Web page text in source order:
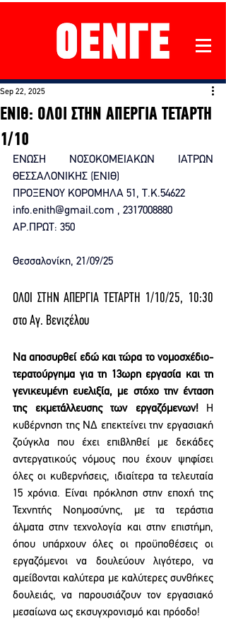
ΕΝΙΘ: ΟΛΟΙ ΣΤΗΝ ΑΠΕΡΓΙΑ ΤΕΤΑΡΤΗ
1/10
Sep 22, 2025
ΕΝΩΣΗ ΝΟΣΟΚΟΜΕΙΑΚΩΝ ΙΑΤΡΩΝ
ΘΕΣΣΑΛΟΝΙΚΗΣ (ΕΝΙΘ)
ΠΡΟΞΕΝΟΥ ΚΟΡΟΜΗΛΑ 51, Τ.Κ.54622
info.enith@gmail.com , 2317008880
ΑΡ.ΠΡΩΤ: 350
Θεσσαλονίκη, 21/09/25
ΟΛΟΙ ΣΤΗΝ ΑΠΕΡΓΙΑ ΤΕΤΑΡΤΗ 1/10/25, 10:30
στο Αγ. Βενιζέλου
Να αποσυρθεί εδώ και τώρα το νομοσχέδιο-
τερατούργημα για τη 13ωρη εργασία και τη
γενικευμένη ευελιξία, με στόχο την ένταση
της εκμετάλλευσης των εργαζόμενων! Η
κυβέρνηση της ΝΔ επεκτείνει την εργασιακή
ζούγκλα που έχει επιβληθεί με δεκάδες
αντεργατικούς νόμους που έχουν ψηφίσει
όλες οι κυβερνήσεις, ιδιαίτερα τα τελευταία
15 χρόνια. Είναι πρόκληση στην εποχή της
Τεχνητής Νοημοσύνης, με τα τεράστια
άλματα στην τεχνολογία και στην επιστήμη,
όπου υπάρχουν όλες οι προϋποθέσεις οι
εργαζόμενοι να δουλεύουν λιγότερο, να
αμείβονται καλύτερα με καλύτερες συνθήκες
δουλειάς, να παρουσιάζουν τον εργασιακό
μεσαίωνα ως εκσυγχρονισμό και πρόοδο!